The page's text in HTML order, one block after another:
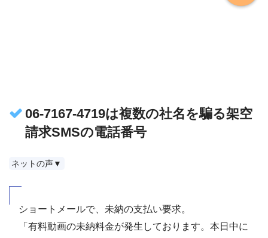
06-7167-4719は複数の社名を騙る架空
請求SMSの電話番号
ネットの声▼
ショートメールで、未納の支払い要求。
「有料動画の未納料金が発生しております。本日中に